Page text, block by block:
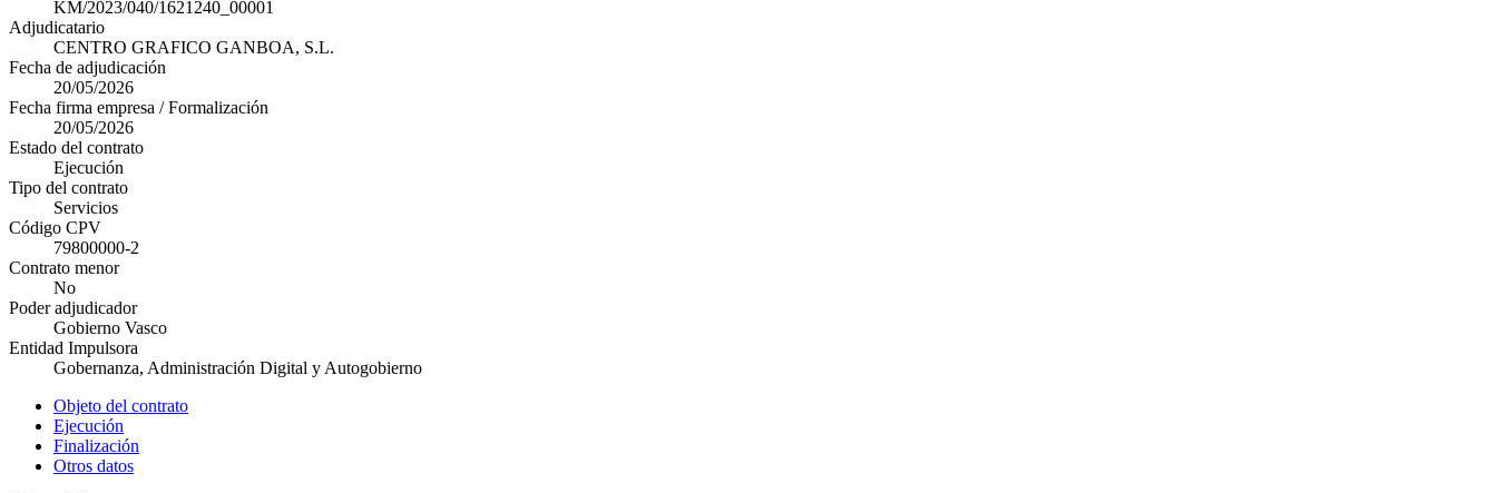
KM/2023/040/1621240_00001
Adjudicatario
CENTRO GRAFICO GANBOA, S.L.
Fecha de adjudicación
20/05/2026
Fecha firma empresa / Formalización
20/05/2026
Estado del contrato
Ejecución
Tipo del contrato
Servicios
Código CPV
79800000-2
Contrato menor
No
Poder adjudicador
Gobierno Vasco
Entidad Impulsora
Gobernanza, Administración Digital y Autogobierno
Objeto del contrato
Ejecución
Finalización
Otros datos